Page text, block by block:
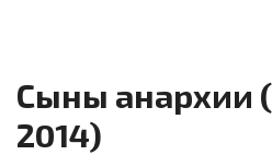
Сыны анархии
2014)